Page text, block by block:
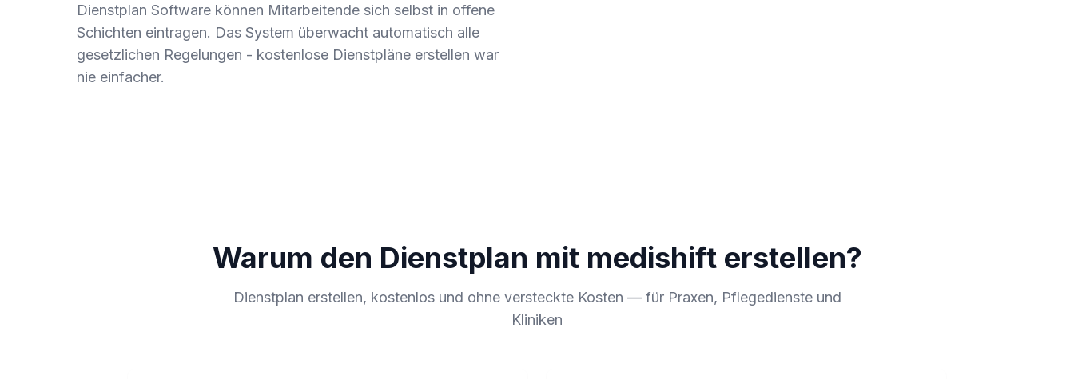
Dienstplan Software können Mitarbeitende sich selbst in offene
Schichten eintragen. Das System überwacht automatisch alle
gesetzlichen Regelungen - kostenlose Dienstpläne erstellen war
nie einfacher.
Warum den Dienstplan mit medishift erstellen?
Dienstplan erstellen, kostenlos und ohne versteckte Kosten — für Praxen, Pflegedienste und
Kliniken